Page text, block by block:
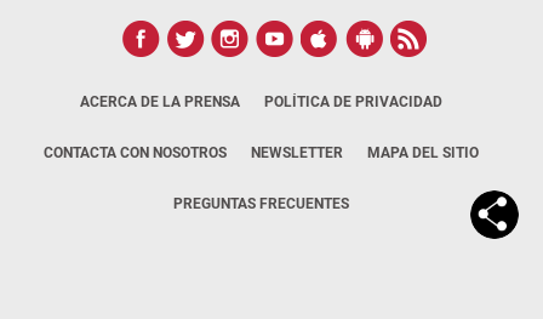
ACERCA DE LA PRENSA POLÍTICA DE PRIVACIDAD
CONTACTA CON NOSOTROS NEWSLETTER MAPA DEL SITIO
PREGUNTAS FRECUENTES